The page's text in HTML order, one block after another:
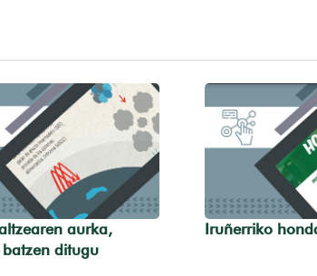
aurka,
ditugu
Iruñerriko